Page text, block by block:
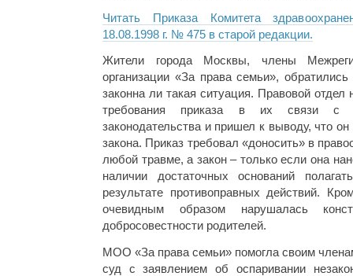
Читать Приказа Комитета
18.08.1998 г. № 475 в старой редакции.
Жители города Москвы, члены
организации «За права семьи»,
законна ли такая ситуация. Правовой отдел
требования приказа в их связи с
законодательства и пришел к выводу, что
закона. Приказ требовал «доносить» в
любой травме, а закон – только если она
наличии достаточных оснований
результате противоправных действий.
очевидным образом нарушалась
добросовестности родителей.
МОО «За права семьи» помогла своим
суд с заявлением об оспаривании